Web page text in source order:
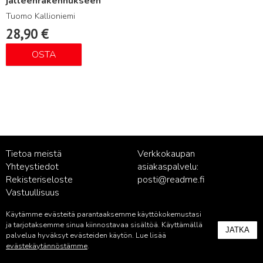
Tuomo Kallioniemi
28,90 €
OSTA
Tietoa meistä
Yhteystiedot
Rekisteriseloste
Vastuullisuus
Verkkokaupan
asiakaspalvelu:
posti@readme.fi
Kustantamon asiakaspalvelu:
palvelu@readme.fi
Käytämme evästeitä parantaaksemme käyttökokemustasi
ja tarjotaksemme sinua kiinnostavaa sisältöä. Käyttämällä
palvelua hyväksyt evästeiden käytön. Lue lisää
evästekäytännöstämme.
JATKA